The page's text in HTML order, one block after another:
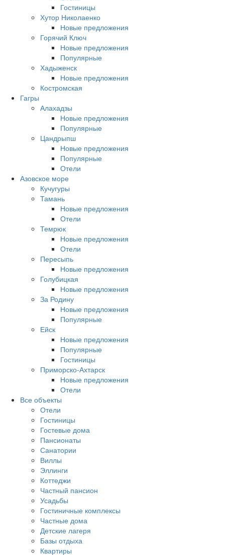
Гостиницы
Хутор Николаенко
Новые предложения
Горячий Ключ
Новые предложения
Популярные
Хадыженск
Новые предложения
Костромская
Гагры
Алахадзы
Новые предложения
Популярные
Цандрыпш
Новые предложения
Популярные
Отели
Азовское море
Кучугуры
Тамань
Новые предложения
Отели
Темрюк
Новые предложения
Отели
Пересыпь
Новые предложения
Голубицкая
Новые предложения
За Родину
Новые предложения
Популярные
Ейск
Новые предложения
Популярные
Гостиницы
Приморско-Ахтарск
Новые предложения
Отели
Все объекты
Отели
Гостиницы
Гостевые дома
Пансионаты
Санатории
Виллы
Эллинги
Коттеджи
Частный пансион
Усадьбы
Гостиничные комплексы
Частные дома
Детские лагеря
Базы отдыха
Квартиры